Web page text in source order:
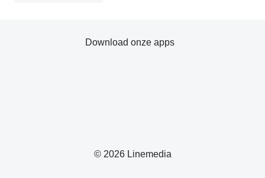
© 2026 Linemedia
Download onze apps